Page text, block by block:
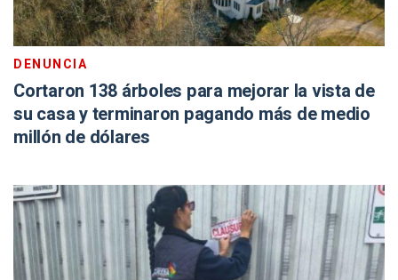
DENUNCIA
Cortaron 138 árboles para mejorar la vista de
su casa y terminaron pagando más de medio
millón de dólares